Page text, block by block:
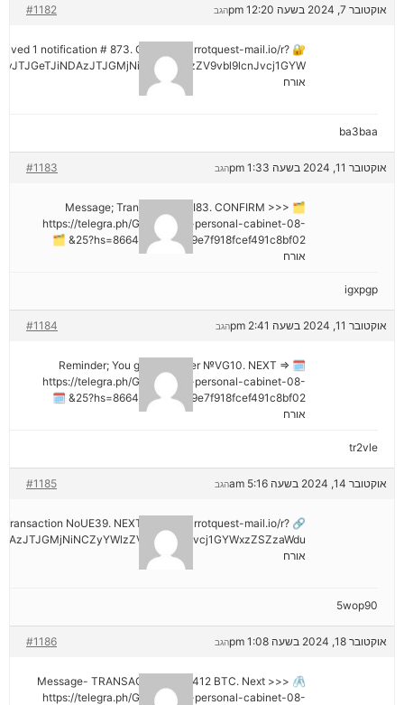
אוקטובר 7, 2024 בשעה 12:20 pm #1182 הגב
1 notification # 873. Go > out.carrotquest-mail.io/r?
אורח
ba3baa
אוקטובר 11, 2024 בשעה 1:33 pm #1183 הגב
🗂 Message; Transaction #KI83. CONFIRM >>>
https://telegra.ph/Go-to-your-personal-cabinet-08-
25?hs=8664c520642b9e7f918fcef491c8bf02& 🗂
אורח
igxpgp
אוקטובר 11, 2024 בשעה 2:41 pm #1184 הגב
🗓 Reminder; You got a transfer №VG10. NEXT =>
https://telegra.ph/Go-to-your-personal-cabinet-08-
25?hs=8664c520642b9e7f918fcef491c8bf02& 🗓
אורח
tr2vle
אוקטובר 14, 2024 בשעה 5:16 am #1185 הגב
Transaction NoUE39. NEXT >> out.carrotquest-mail.io/r?
אורח
5wop90
אוקטובר 18, 2024 בשעה 1:08 pm #1186 הגב
🖇 Message- TRANSACTION 1.82412 BTC. Next >>>
https://telegra.ph/Go-to-your-personal-cabinet-08-